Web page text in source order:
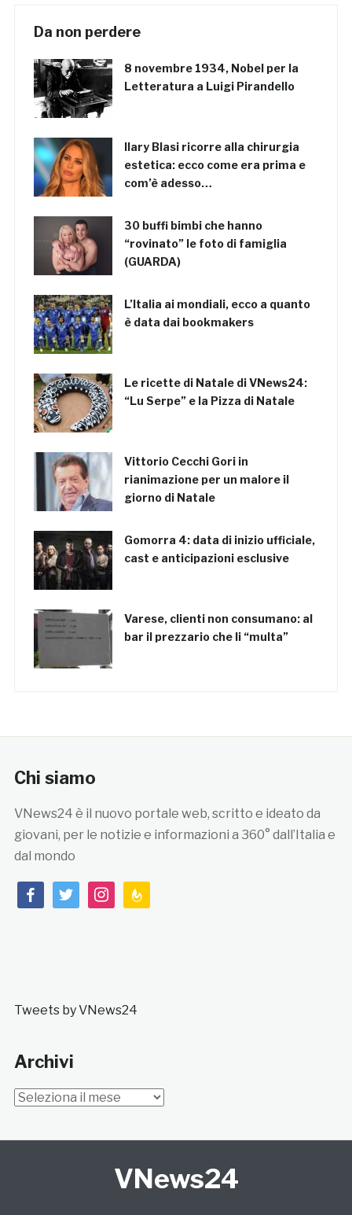
Da non perdere
8 novembre 1934, Nobel per la
Letteratura a Luigi Pirandello
Ilary Blasi ricorre alla chirurgia
estetica: ecco come era prima e
com’è adesso…
30 buffi bimbi che hanno
“rovinato” le foto di famiglia
(GUARDA)
L’Italia ai mondiali, ecco a quanto
è data dai bookmakers
Le ricette di Natale di VNews24:
“Lu Serpe” e la Pizza di Natale
Vittorio Cecchi Gori in
rianimazione per un malore il
giorno di Natale
Gomorra 4: data di inizio ufficiale,
cast e anticipazioni esclusive
Varese, clienti non consumano: al
bar il prezzario che li “multa”
Chi siamo
VNews24 è il nuovo portale web, scritto e ideato da
giovani, per le notizie e informazioni a 360° dall’Italia e
dal mondo
facebooktwitterinstagramfeedburner
Tweets by VNews24
Archivi
Archivi
VNews24